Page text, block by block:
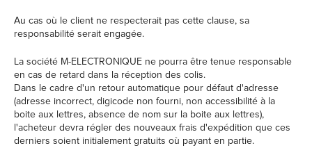
Au cas où le client ne respecterait pas cette clause, sa
responsabilité serait engagée.
La société M-ELECTRONIQUE ne pourra être tenue responsable
en cas de retard dans la réception des colis.
Dans le cadre d'un retour automatique pour défaut d'adresse
(adresse incorrect, digicode non fourni, non accessibilité à la
boite aux lettres, absence de nom sur la boite aux lettres),
l'acheteur devra régler des nouveaux frais d'expédition que ces
derniers soient initialement gratuits où payant en partie.